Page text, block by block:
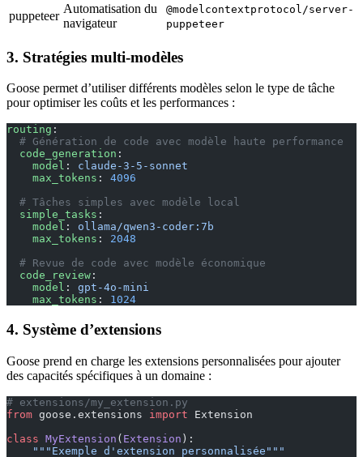
puppeteer
Automatisation du
navigateur
@modelcontextprotocol/server-
puppeteer
3. Stratégies multi-modèles
Goose permet d’utiliser différents modèles selon le type de tâche
pour optimiser les coûts et les performances :
routing :
  # Génération de code avec modèle haute performance
  code_generation
:
    model
: claude-3-5-sonnet
    max_tokens
: 4096
  # Tâches simples avec modèle local
  simple_tasks
:
    model
: ollama/qwen3-coder:7b
    max_tokens
: 2048
  # Revue de code avec modèle économique
  code_review
:
    model
: gpt-4o-mini
    max_tokens
: 1024
4. Système d’extensions
Goose prend en charge les extensions personnalisées pour ajouter
des capacités spécifiques à un domaine :
# extensions/my_extension.py
from goose.extensions import Extension
class MyExtension ( Extension ):
    """Exemple d'extension personnalisée"""